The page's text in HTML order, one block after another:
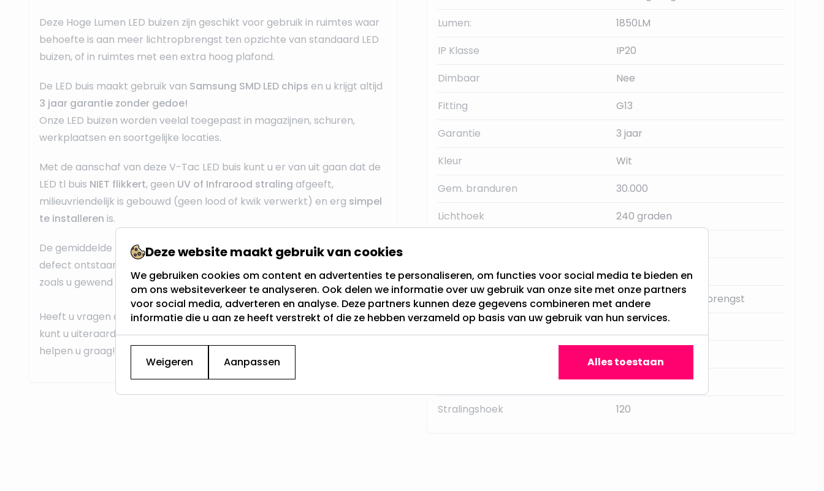
Deze Hoge Lumen LED buizen zijn geschikt voor gebruik in ruimtes waar
behoefte is aan meer lichtropbrengst ten opzichte van standaard LED
buizen, of in ruimtes met een extra hoog plafond.
De LED buis maakt gebruik van Samsung SMD LED chips en u krijgt altijd
3 jaar garantie zonder gedoe!
Onze LED buizen worden veelal toegepast in magazijnen, schuren,
werkplaatsen en soortgelijke locaties.
Met de aanschaf van deze V-Tac LED buis kunt u er van uit gaan dat de
LED tl buis NIET flikkert, geen UV of Infrarood straling afgeeft,
milieuvriendelijk is gebouwd (geen lood of kwik verwerkt) en erg simpel
te installeren is.
De gemiddelde levensduur is 30.000 uur. Mocht er onverhoopt een
defect ontstaan dan kan de led buis gemakkelijk vervangen worden,
zoals u gewend bent van standaard led armatuur met trog.
Heeft u vragen over de toepassingen of installatie van de LED buis, dan
kunt u uiteraard altijd contact opnemen met onze klantenservice, wij
helpen u graag!
Lumen:
1850LM
IP Klasse
IP20
Dimbaar
Nee
Fitting
G13
Garantie
3 jaar
Kleur
Wit
Gem. branduren
30.000
Lichthoek
240 graden
Sensor
Nee
Type
Verhoogde lichtopbrengst
Type armatuur
12
Stralingshoek
120
Deze website maakt gebruik van cookies
We gebruiken cookies om content en advertenties te personaliseren, om functies voor social media te bieden en
om ons websiteverkeer te analyseren. Ook delen we informatie over uw gebruik van onze site met onze partners
voor social media, adverteren en analyse. Deze partners kunnen deze gegevens combineren met andere
informatie die u aan ze heeft verstrekt of die ze hebben verzameld op basis van uw gebruik van hun services.
Weigeren Aanpassen Alles toestaan